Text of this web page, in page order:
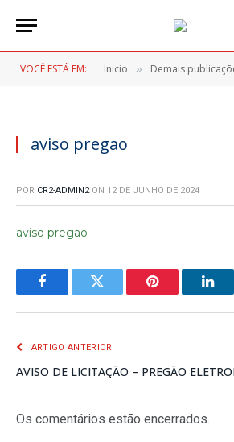
VOCÊ ESTÁ EM: Inicio » Demais
aviso pregao
POR CR2-ADMIN2 ON 12 DE JUNHO DE 2024
aviso pregao
FacebookTwitter Pinterest
ARTIGO ANTERIOR
AVISO DE LICITAÇÃO – PREGÃO
Os comentários estão encerrados.